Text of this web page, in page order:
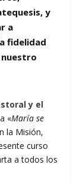
y
a
fidelidad
nuestro
y el
«María se
la Misión,
curso
a todos los